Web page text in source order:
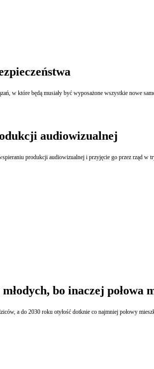
audiowizualnej
Komitet Stały Rady Ministrów
bo inaczej połowa
a do 2030 roku otyłość dotknie co najmniej połowy